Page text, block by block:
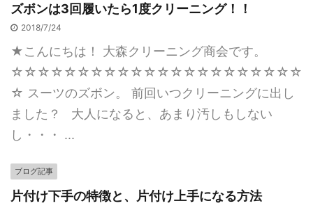
ズボンは3回履いたら1度クリーニング！！
2018/7/24
★こんにちは！ 大森クリーニング商会です。
☆☆☆☆☆☆☆☆☆☆☆☆☆☆☆☆☆☆☆☆☆☆
☆ スーツのズボン。 前回いつクリーニングに出し
ました？ 大人になると、あまり汚しもしない
し・・・ ...
ブログ記事
片付け下手の特徴と、片付け上手になる方法